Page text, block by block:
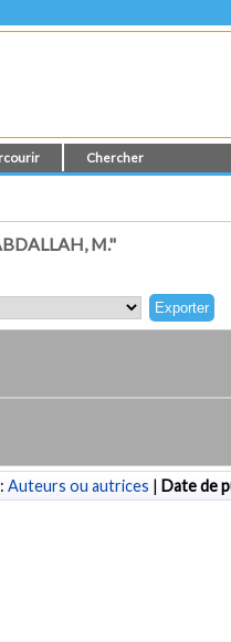
Chercher
M."
Auteurs ou autrices | Date de